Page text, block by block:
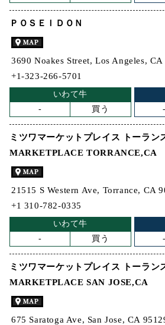
ＰＯＳＥＩＤＯＮ
3690 Noakes Street, Los Angeles,
+1-323-266-5701
いわて牛
-
買う
-
ミツワマーケットプレイス トーラン
MARKETPLACE TORRANCE,CA
21515 S Western Ave, Torrance, CA
+1 310-782-0335
いわて牛
-
買う
-
ミツワマーケットプレイス トーラン
MARKETPLACE SAN JOSE,CA
675 Saratoga Ave, San Jose, CA